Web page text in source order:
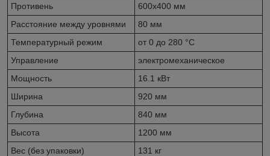
Противень
600х400 мм
Расстояние между уровнями
80 мм
Температурный режим
от 0 до 280 °С
Управление
электромеханическое
Мощность
16.1 кВт
Ширина
920 мм
Глубина
840 мм
Высота
1200 мм
Вес (без упаковки)
131 кг